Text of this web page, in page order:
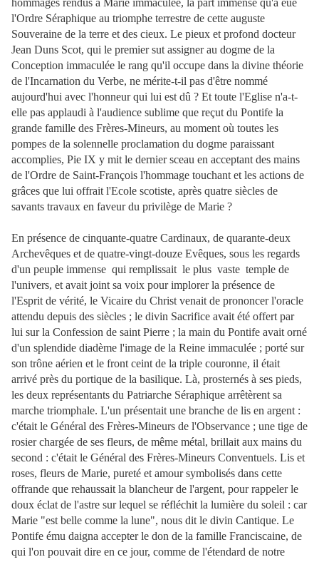
hommages rendus à Marie immaculée, la part immense qu'a eue
l'Ordre Séraphique au triomphe terrestre de cette auguste
Souveraine de la terre et des cieux. Le pieux et profond docteur
Jean Duns Scot, qui le premier sut assigner au dogme de la
Conception immaculée le rang qu'il occupe dans la divine théorie
de l'Incarnation du Verbe, ne mérite-t-il pas d'être nommé
aujourd'hui avec l'honneur qui lui est dû ? Et toute l'Eglise n'a-t-
elle pas applaudi à l'audience sublime que reçut du Pontife la
grande famille des Frères-Mineurs, au moment où toutes les
pompes de la solennelle proclamation du dogme paraissant
accomplies, Pie IX y mit le dernier sceau en acceptant des mains
de l'Ordre de Saint-François l'hommage touchant et les actions de
grâces que lui offrait l'Ecole scotiste, après quatre siècles de
savants travaux en faveur du privilège de Marie ?
En présence de cinquante-quatre Cardinaux, de quarante-deux
Archevêques et de quatre-vingt-douze Evêques, sous les regards
d'un peuple immense qui remplissait le plus vaste temple de
l'univers, et avait joint sa voix pour implorer la présence de
l'Esprit de vérité, le Vicaire du Christ venait de prononcer l'oracle
attendu depuis des siècles ; le divin Sacrifice avait été offert par
lui sur la Confession de saint Pierre ; la main du Pontife avait orné
d'un splendide diadème l'image de la Reine immaculée ; porté sur
son trône aérien et le front ceint de la triple couronne, il était
arrivé près du portique de la basilique. Là, prosternés à ses pieds,
les deux représentants du Patriarche Séraphique arrêtèrent sa
marche triomphale. L'un présentait une branche de lis en argent :
c'était le Général des Frères-Mineurs de l'Observance ; une tige de
rosier chargée de ses fleurs, de même métal, brillait aux mains du
second : c'était le Général des Frères-Mineurs Conventuels. Lis et
roses, fleurs de Marie, pureté et amour symbolisés dans cette
offrande que rehaussait la blancheur de l'argent, pour rappeler le
doux éclat de l'astre sur lequel se réfléchit la lumière du soleil : car
Marie "est belle comme la lune", nous dit le divin Cantique. Le
Pontife ému daigna accepter le don de la famille Franciscaine, de
qui l'on pouvait dire en ce jour, comme de l'étendard de notre